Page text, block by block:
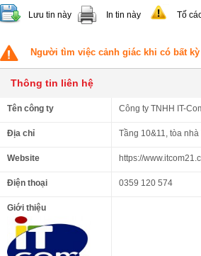
Lưu tin này In tin này Tố
Người tìm việc cảnh giác khi có bất
Thông tin liên hệ
Tên công ty Công ty TNHH IT-
Địa chỉ Tầng 10&11, tòa
Website https://
Điện thoại 0359 120 574
Giới thiệu